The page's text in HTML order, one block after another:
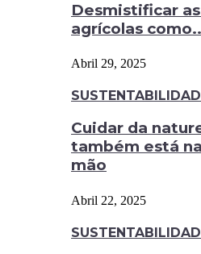
Desmistificar
agrícolas
Abril 29, 2025
Cuidar da
também está
mão
Abril 22, 2025